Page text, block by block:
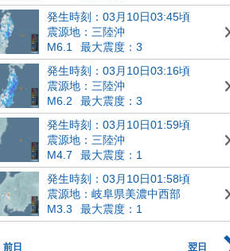
発生時刻：03月10日03:45頃
震源地：三陸沖
M6.1
最大震度：3
発生時刻：03月10日03:16頃
震源地：三陸沖
M6.2
最大震度：3
発生時刻：03月10日01:59頃
震源地：三陸沖
M4.7
最大震度：1
発生時刻：03月10日01:58頃
震源地：岐阜県美濃中西部
M3.3
最大震度：1
前日 翌日